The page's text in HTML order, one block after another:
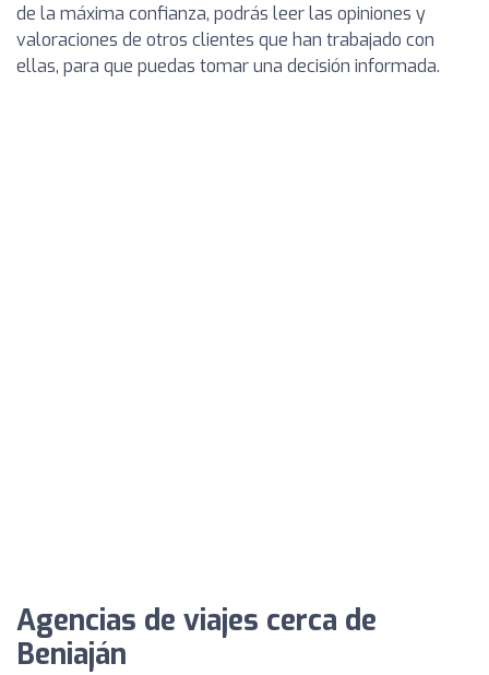
de la máxima confianza, podrás leer las opiniones y
valoraciones de otros clientes que han trabajado con
ellas, para que puedas tomar una decisión informada.
Agencias de viajes cerca de
Beniaján